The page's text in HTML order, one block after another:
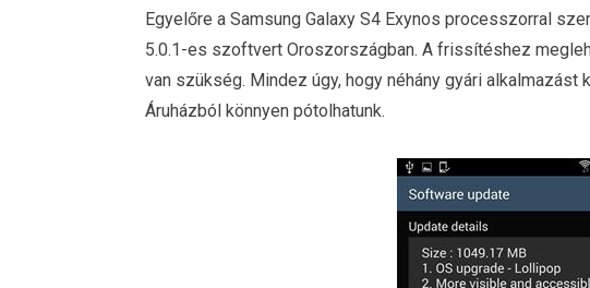
Egyelőre a Samsung Galaxy S4 Exynos processzorral
5.0.1-es szoftvert Oroszországban. A frissítéshez
van szükség. Mindez úgy, hogy néhány gyári alkalmazást
Áruházból könnyen pótolhatunk.